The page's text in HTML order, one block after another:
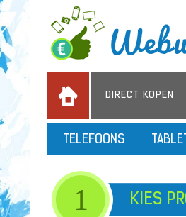
DIRECT KOPEN
TELEFOONS
1 KIES